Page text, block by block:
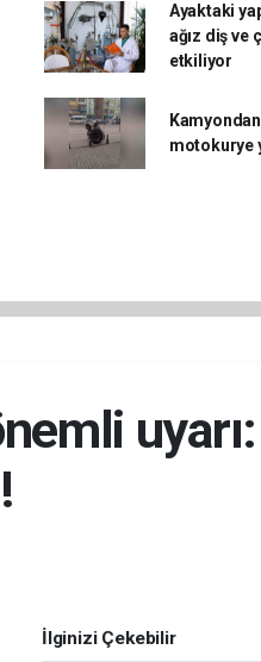
Ayaktaki
ağız diş ve
etkiliyor
motokurye
uyarı:
İlginizi Çekebilir